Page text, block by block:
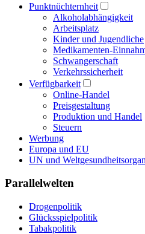
Punktnüchternheit
Alkoholabhängigkeit
Arbeitsplatz
Kinder und Jugendliche
Medikamenten-
Schwangerschaft
Verkehrssicherheit
Verfügbarkeit
Online-Handel
Preisgestaltung
Produktion und Handel
Steuern
Werbung
Europa und EU
UN und
Parallelwelten
Drogenpolitik
Glücksspielpolitik
Tabakpolitik